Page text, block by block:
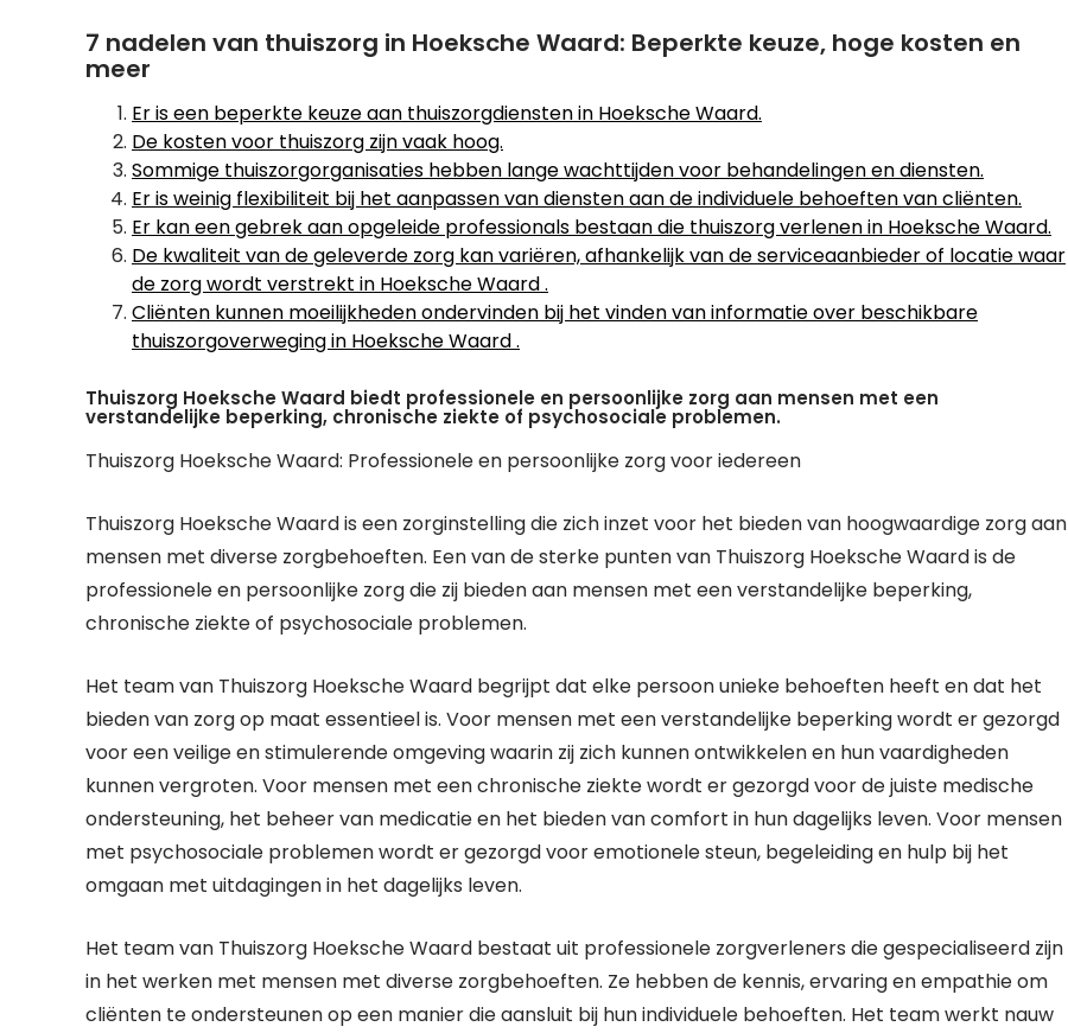
7 nadelen van thuiszorg in Hoeksche Waard: Beperkte keuze, hoge kosten en
meer
Er is een beperkte keuze aan thuiszorgdiensten in Hoeksche Waard.
De kosten voor thuiszorg zijn vaak hoog.
Sommige thuiszorgorganisaties hebben lange wachttijden voor behandelingen en diensten.
Er is weinig flexibiliteit bij het aanpassen van diensten aan de individuele behoeften van cliënten.
Er kan een gebrek aan opgeleide professionals bestaan die thuiszorg verlenen in Hoeksche Waard.
De kwaliteit van de geleverde zorg kan variëren, afhankelijk van de serviceaanbieder of locatie waar
de zorg wordt verstrekt in Hoeksche Waard .
Cliënten kunnen moeilijkheden ondervinden bij het vinden van informatie over beschikbare
thuiszorgoverweging in Hoeksche Waard .
Thuiszorg Hoeksche Waard biedt professionele en persoonlijke zorg aan mensen met een
verstandelijke beperking, chronische ziekte of psychosociale problemen.
Thuiszorg Hoeksche Waard: Professionele en persoonlijke zorg voor iedereen
Thuiszorg Hoeksche Waard is een zorginstelling die zich inzet voor het bieden van hoogwaardige zorg aan
mensen met diverse zorgbehoeften. Een van de sterke punten van Thuiszorg Hoeksche Waard is de
professionele en persoonlijke zorg die zij bieden aan mensen met een verstandelijke beperking,
chronische ziekte of psychosociale problemen.
Het team van Thuiszorg Hoeksche Waard begrijpt dat elke persoon unieke behoeften heeft en dat het
bieden van zorg op maat essentieel is. Voor mensen met een verstandelijke beperking wordt er gezorgd
voor een veilige en stimulerende omgeving waarin zij zich kunnen ontwikkelen en hun vaardigheden
kunnen vergroten. Voor mensen met een chronische ziekte wordt er gezorgd voor de juiste medische
ondersteuning, het beheer van medicatie en het bieden van comfort in hun dagelijks leven. Voor mensen
met psychosociale problemen wordt er gezorgd voor emotionele steun, begeleiding en hulp bij het
omgaan met uitdagingen in het dagelijks leven.
Het team van Thuiszorg Hoeksche Waard bestaat uit professionele zorgverleners die gespecialiseerd zijn
in het werken met mensen met diverse zorgbehoeften. Ze hebben de kennis, ervaring en empathie om
cliënten te ondersteunen op een manier die aansluit bij hun individuele behoeften. Het team werkt nauw